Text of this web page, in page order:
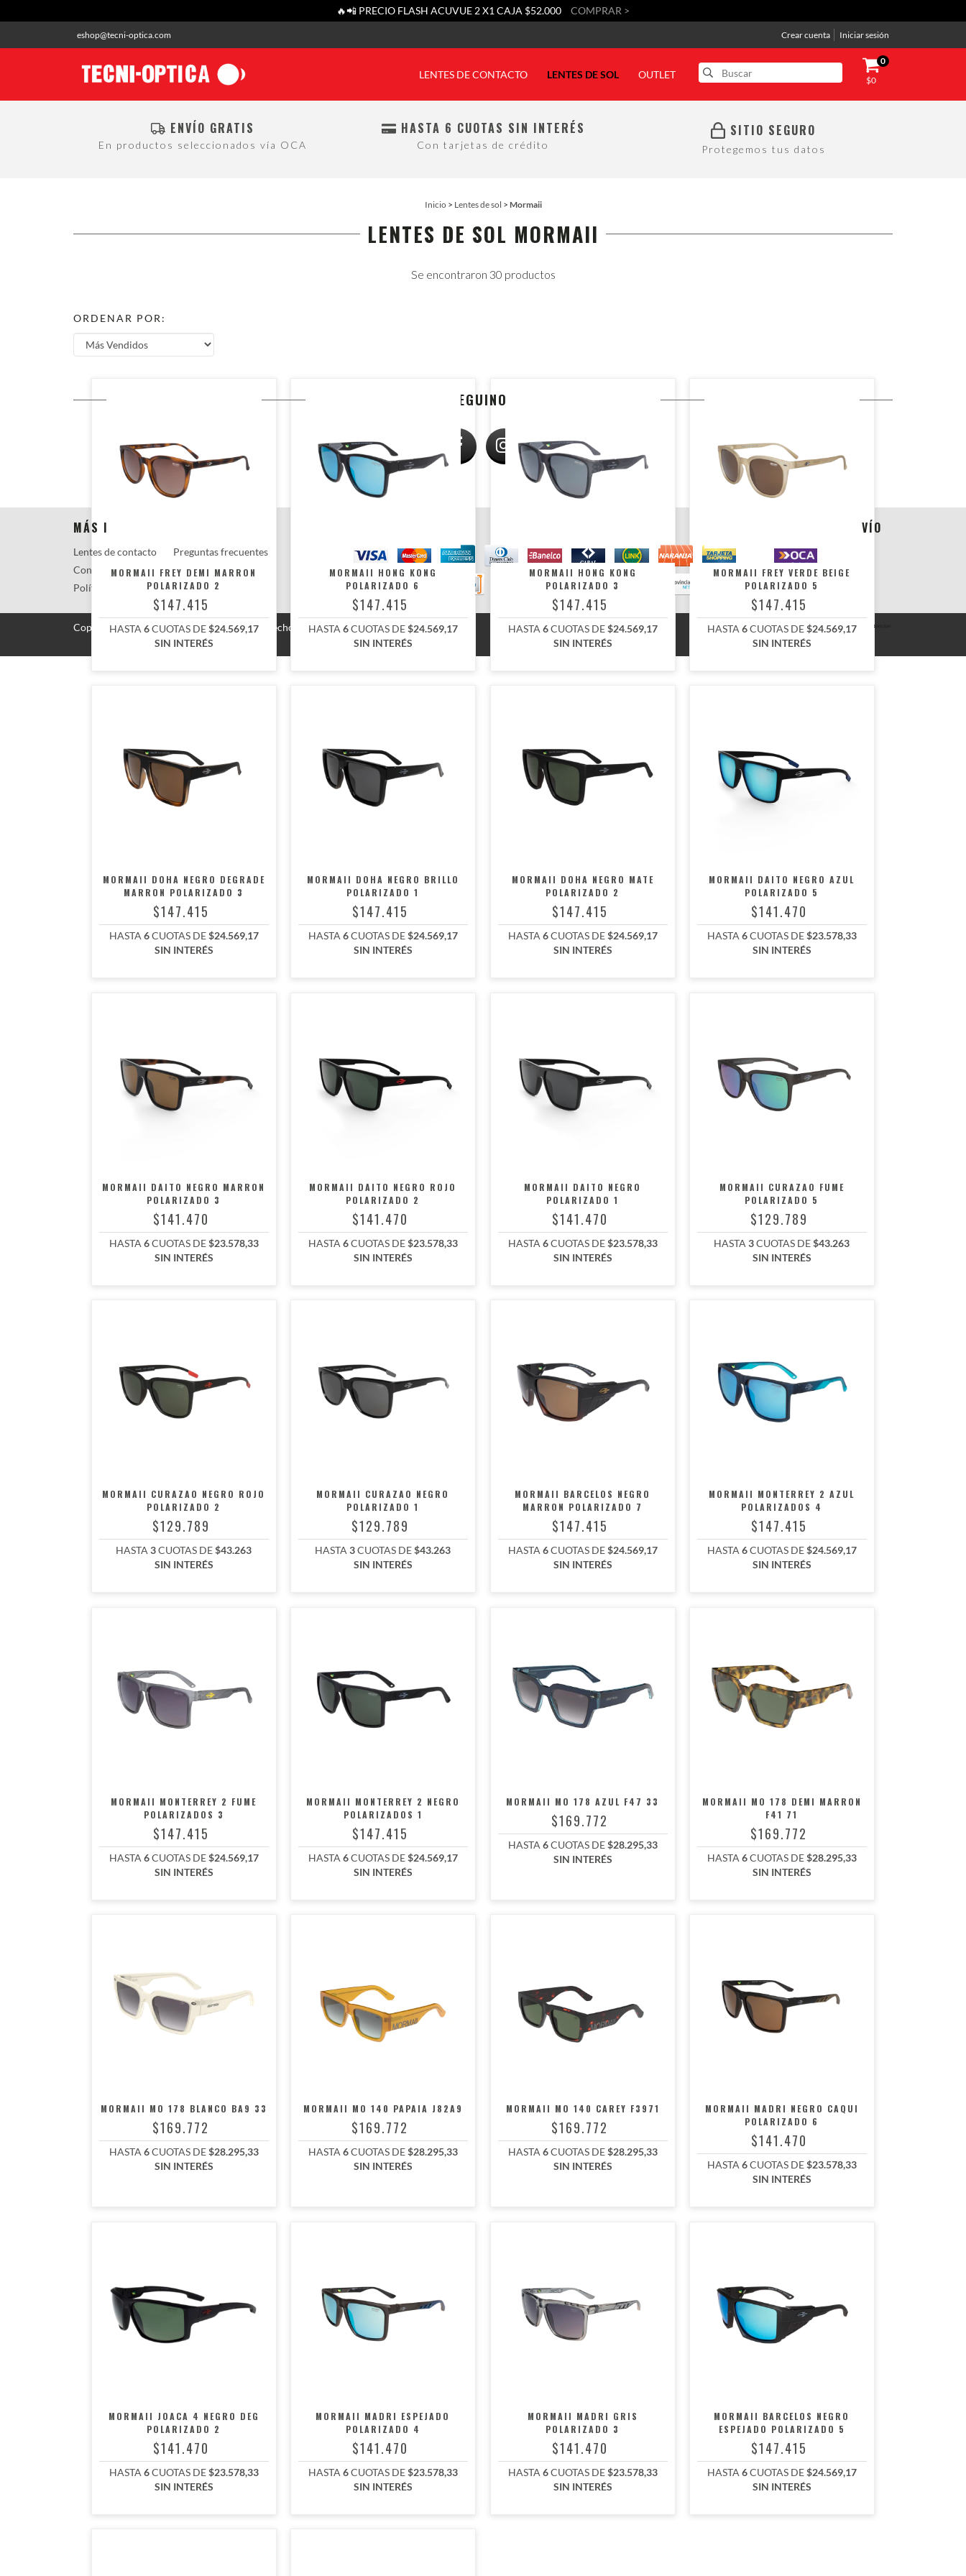
🔥📲 PRECIO FLASH ACUVUE 2 X1 CAJA $52.000 COMPRAR >
eshop@tecni-optica.com Crear cuenta Iniciar sesión
LENTES DE CONTACTO LENTES DE SOL OUTLET
0
$0
ENVÍO GRATIS
En productos seleccionados vía OCA
HASTA 6 CUOTAS SIN INTERÉS
Con tarjetas de crédito
SITIO SEGURO
Protegemos tus datos
Inicio > Lentes de sol > Mormaii
LENTES DE SOL MORMAII
Se encontraron 30 productos
ORDENAR POR:
MORMAII FREY DEMI MARRON
POLARIZADO 2
$147.415
HASTA 6CUOTAS DE$24.569,17
SIN INTERÉS
MORMAII HONG KONG
POLARIZADO 6
$147.415
HASTA 6CUOTAS DE$24.569,17
SIN INTERÉS
MORMAII HONG KONG
POLARIZADO 3
$147.415
HASTA 6CUOTAS DE$24.569,17
SIN INTERÉS
MORMAII FREY VERDE BEIGE
POLARIZADO 5
$147.415
HASTA 6CUOTAS DE$24.569,17
SIN INTERÉS
MORMAII DOHA NEGRO DEGRADE
MARRON POLARIZADO 3
$147.415
HASTA 6CUOTAS DE$24.569,17
SIN INTERÉS
MORMAII DOHA NEGRO BRILLO
POLARIZADO 1
$147.415
HASTA 6CUOTAS DE$24.569,17
SIN INTERÉS
MORMAII DOHA NEGRO MATE
POLARIZADO 2
$147.415
HASTA 6CUOTAS DE$24.569,17
SIN INTERÉS
MORMAII DAITO NEGRO AZUL
POLARIZADO 5
$141.470
HASTA 6CUOTAS DE$23.578,33
SIN INTERÉS
MORMAII DAITO NEGRO MARRON
POLARIZADO 3
$141.470
HASTA 6CUOTAS DE$23.578,33
SIN INTERÉS
MORMAII DAITO NEGRO ROJO
POLARIZADO 2
$141.470
HASTA 6CUOTAS DE$23.578,33
SIN INTERÉS
MORMAII DAITO NEGRO
POLARIZADO 1
$141.470
HASTA 6CUOTAS DE$23.578,33
SIN INTERÉS
MORMAII CURAZAO FUME
POLARIZADO 5
$129.789
HASTA3CUOTAS DE$43.263
SIN INTERÉS
MORMAII CURAZAO NEGRO ROJO
POLARIZADO 2
$129.789
HASTA3CUOTAS DE$43.263
SIN INTERÉS
MORMAII CURAZAO NEGRO
POLARIZADO 1
$129.789
HASTA3CUOTAS DE$43.263
SIN INTERÉS
MORMAII BARCELOS NEGRO
MARRON POLARIZADO 7
$147.415
HASTA 6CUOTAS DE$24.569,17
SIN INTERÉS
MORMAII MONTERREY 2 AZUL
POLARIZADOS 4
$147.415
HASTA 6CUOTAS DE$24.569,17
SIN INTERÉS
MORMAII MONTERREY 2 FUME
POLARIZADOS 3
$147.415
HASTA 6CUOTAS DE$24.569,17
SIN INTERÉS
MORMAII MONTERREY 2 NEGRO
POLARIZADOS 1
$147.415
HASTA 6CUOTAS DE$24.569,17
SIN INTERÉS
MORMAII MO 178 AZUL F47 33
$169.772
HASTA 6CUOTAS DE$28.295,33
SIN INTERÉS
MORMAII MO 178 DEMI MARRON
F41 71
$169.772
HASTA 6CUOTAS DE$28.295,33
SIN INTERÉS
MORMAII MO 178 BLANCO BA9 33
$169.772
HASTA 6CUOTAS DE$28.295,33
SIN INTERÉS
MORMAII MO 140 PAPAIA J82A9
$169.772
HASTA 6CUOTAS DE$28.295,33
SIN INTERÉS
MORMAII MO 140 CAREY F3971
$169.772
HASTA 6CUOTAS DE$28.295,33
SIN INTERÉS
MORMAII MADRI NEGRO CAQUI
POLARIZADO 6
$141.470
HASTA 6CUOTAS DE$23.578,33
SIN INTERÉS
MORMAII JOACA 4 NEGRO DEG
POLARIZADO 2
$141.470
HASTA 6CUOTAS DE$23.578,33
SIN INTERÉS
MORMAII MADRI ESPEJADO
POLARIZADO 4
$141.470
HASTA 6CUOTAS DE$23.578,33
SIN INTERÉS
MORMAII MADRI GRIS
POLARIZADO 3
$141.470
HASTA 6CUOTAS DE$23.578,33
SIN INTERÉS
MORMAII BARCELOS NEGRO
ESPEJADO POLARIZADO 5
$147.415
HASTA 6CUOTAS DE$24.569,17
SIN INTERÉS
SEGUINOS
MÁS INFORMACIÓN
Lentes de contacto
Preguntas frecuentes
Contacto
Trabaja con nosotros
Políticas de Devolución
FORMAS DE ENVÍO
Copyright Tecni-Optica - 2026. Todos los derechos reservados.